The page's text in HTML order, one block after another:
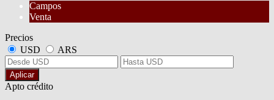
Campos
Venta
Precios
USD
ARS
Aplicar
Apto crédito